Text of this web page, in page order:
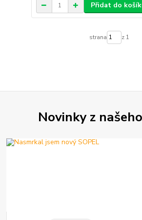
Přidat do
strana z 1
Novinky z